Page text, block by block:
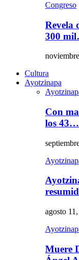
Congreso
Revela
300
Cultura
Ayotzinapa
Con
los 43…
agosto
Muere